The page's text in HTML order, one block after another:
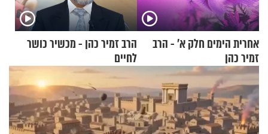
אחרית הימים חלק א’ - הרב
זמיר כהן
הרב זמיר כהן - מכשיר כושר
לחיים